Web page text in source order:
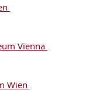
Vienna
Wien